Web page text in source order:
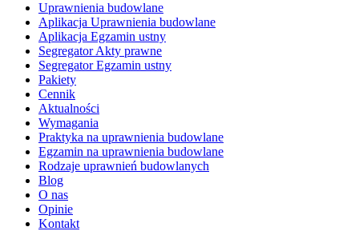
Uprawnienia budowlane
Aplikacja Uprawnienia budowlane
Aplikacja Egzamin ustny
Segregator Akty prawne
Segregator Egzamin ustny
Pakiety
Cennik
Aktualności
Wymagania
Praktyka na uprawnienia budowlane
Egzamin na uprawnienia budowlane
Rodzaje uprawnień budowlanych
Blog
O nas
Opinie
Kontakt